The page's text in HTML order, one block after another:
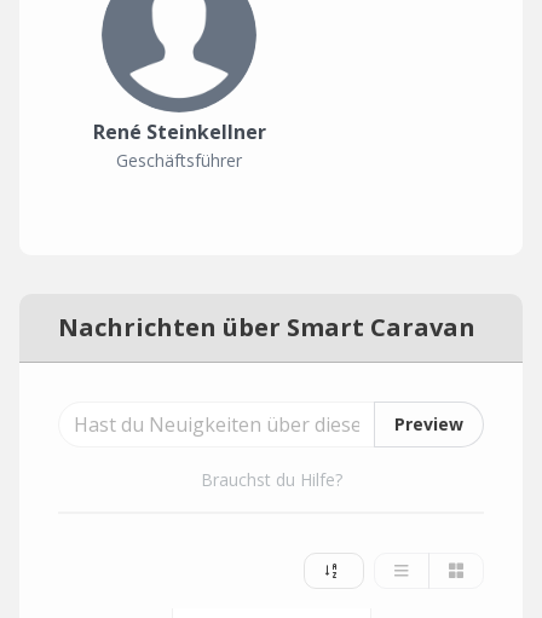
René Steinkellner
Geschäftsführer
Nachrichten über Smart Caravan
Preview
Brauchst du Hilfe?